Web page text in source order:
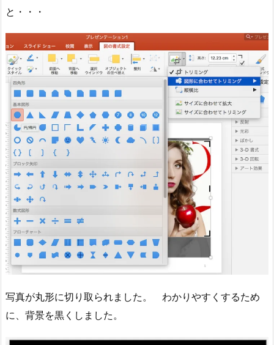
と・・・
写真が丸形に切り取られました。 わかりやすくするため
に、背景を黒くしました。